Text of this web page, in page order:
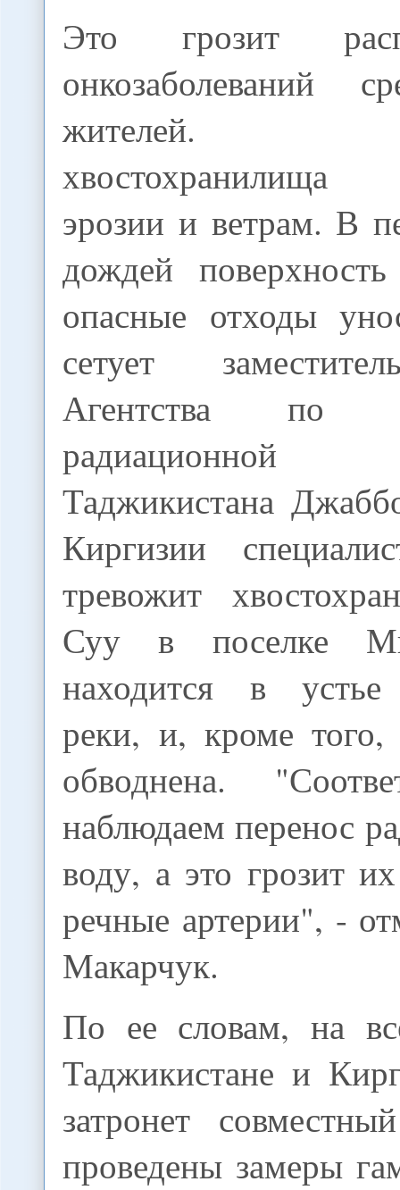
Это грозит
онкозаболеваний
жителей.
хвостохранилища
эрозии и ветрам. В
дождей
опасные отходы
сетует
Агентства по
радиационной
Таджикистана
Киргизии
тревожит
Суу в поселке
находится в
реки, и, кроме того,
обводнена.
наблюдаем перенос
воду, а это грозит
речные артерии", -
Макарчук.
По ее словам, на
Таджикистане и
затронет
проведены замеры